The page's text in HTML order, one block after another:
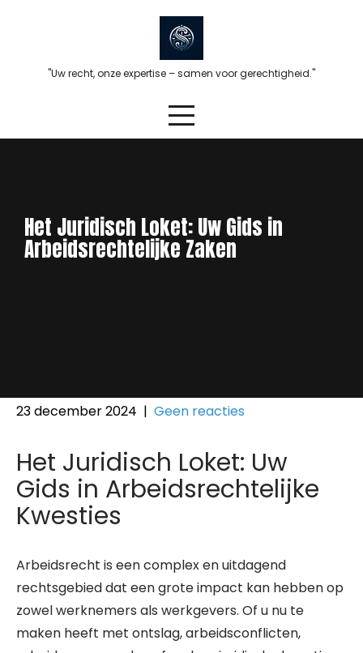
"Uw recht, onze expertise – samen voor gerechtigheid."
Het Juridisch Loket: Uw Gids in
Arbeidsrechtelijke Zaken
23 december 2024 | Geen reacties
Het Juridisch Loket: Uw
Gids in Arbeidsrechtelijke
Kwesties
Arbeidsrecht is een complex en uitdagend
rechtsgebied dat een grote impact kan hebben op
zowel werknemers als werkgevers. Of u nu te
maken heeft met ontslag, arbeidsconflicten,